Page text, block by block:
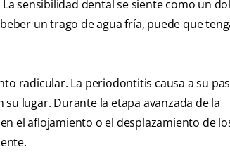
sensibilidad dental se siente como un
un trago de agua fría, puede que
radicular. La periodontitis causa a su
lugar. Durante la etapa avanzada de la
el aflojamiento o el desplazamiento de